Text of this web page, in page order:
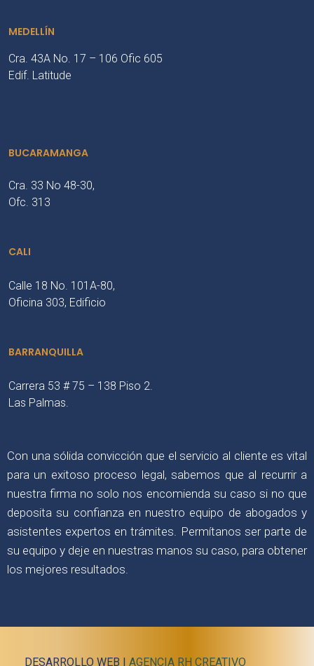
MEDELLÍN
Cra. 43A No. 17 – 106 Ofic 605
Edif. Latitude
BUCARAMANGA
Cra. 33 No 48-30,
Ofc. 313
CALI
Calle 18 No. 101A-80,
Oficina 303, Edificio
BARRANQUILLA
Carrera 53 # 75 – 138 Piso 2.
Las Palmas.
Con una sólida convicción que el servicio al cliente es vital
para un exitoso proceso legal, sabemos que al recurrir a
nuestra firma no solo nos encomienda su caso si no que
deposita su confianza en nuestro equipo de abogados y
asistentes expertos en trámites. Permítanos ser parte de
su equipo y deje en nuestras manos su caso, para obtener
los mejores resultados.
DESARROLLO WEB | AGENCIA RH CREATIVO